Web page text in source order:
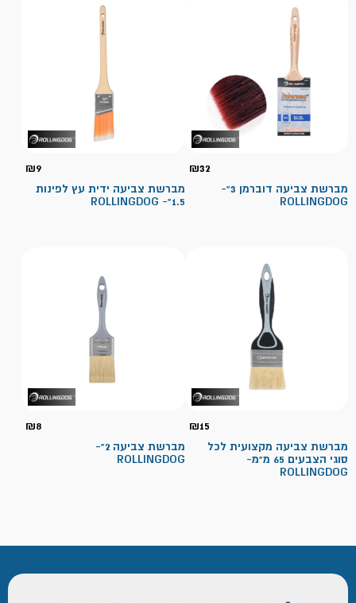
₪32
מברשת צביעה דוברמן 3"-
ROLLINGDOG
₪9
מברשת צביעה ידית עץ לפינות
1.5"- ROLLINGDOG
₪15
מברשת צביעה מקצועית לכל
סוגי הצבעים 65 מ"מ-
ROLLINGDOG
₪8
מברשת צביעה 2"-
ROLLINGDOG